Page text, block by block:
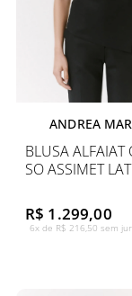
ANDREA
BLUSA ALFAIAT
SO ASSIMET
R$ 1.299,00
6x de R$ 216,50 sem